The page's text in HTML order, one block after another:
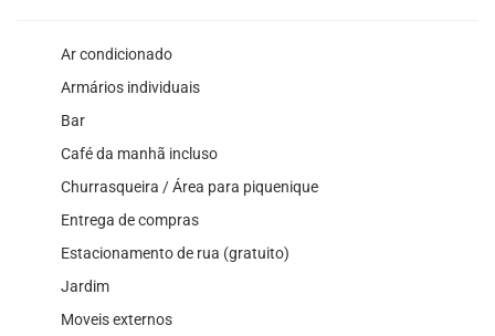
Ar condicionado
Armários individuais
Bar
Café da manhã incluso
Churrasqueira / Área para piquenique
Entrega de compras
Estacionamento de rua (gratuito)
Jardim
Moveis externos